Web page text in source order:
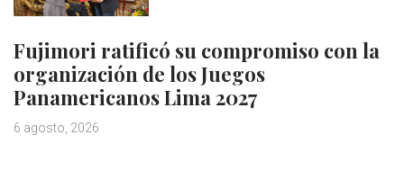
Fujimori ratificó su compromiso con la
organización de los Juegos
Panamericanos Lima 2027
6 agosto, 2026